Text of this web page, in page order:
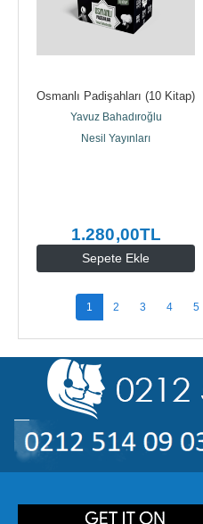
Sepete Ekle
Osmanlı Padişahları (10 Kitap)
Yavuz Bahadıroğlu
Nesil Yayınları
1.280,00TL
1 2 3 4 5